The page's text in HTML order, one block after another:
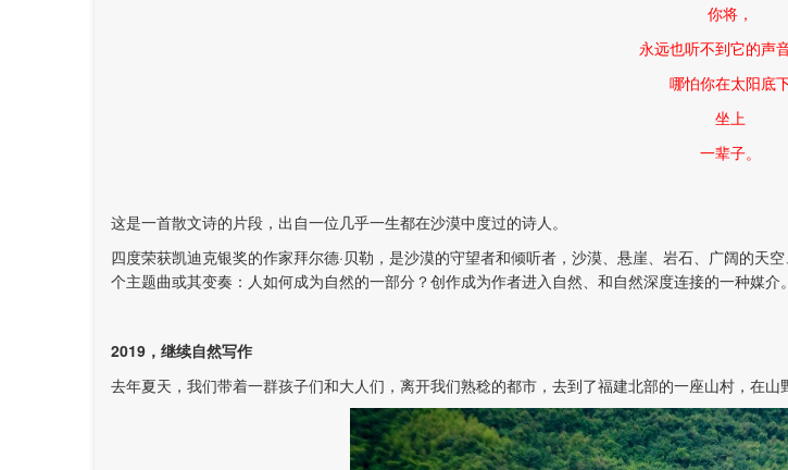
你将，
永远也听不到它的
哪怕你在太阳底
坐上
一辈子。
这是一首散文诗的片段，出自一位几乎一生都在沙漠中度过的诗人。
四度荣获凯迪克银奖的作家拜尔德·贝勒，是沙漠的守望者和倾听者，沙漠、悬崖、岩石、广阔的
个主题曲或其变奏：人如何成为自然的一部分？创作成为作者进入自然、和自然深度连接的一种媒介。
2019，继续自然写作
去年夏天，我们带着一群孩子们和大人们，离开我们熟稔的都市，去到了福建北部的一座山村，在